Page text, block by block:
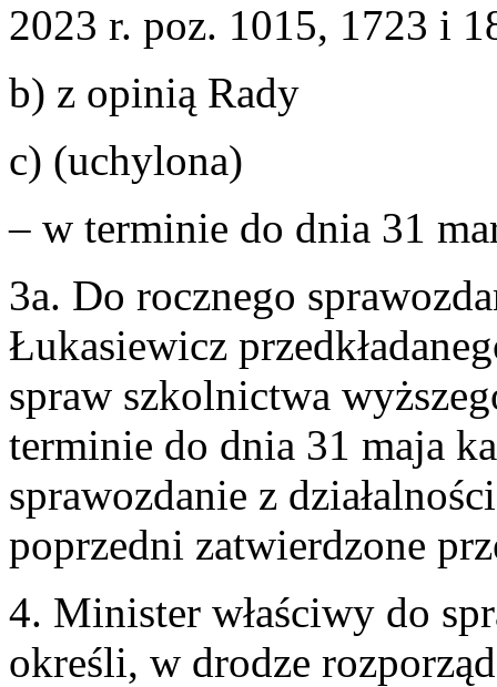
2023 r. poz. 1015, 1723 i
b) z opinią Rady
c) (uchylona)
– w terminie do dnia 31
3a. Do rocznego
Łukasiewicz
spraw szkolnictwa
terminie do dnia 31 maja
sprawozdanie z
poprzedni zatwierdzone
4. Minister właściwy do
określi, w drodze